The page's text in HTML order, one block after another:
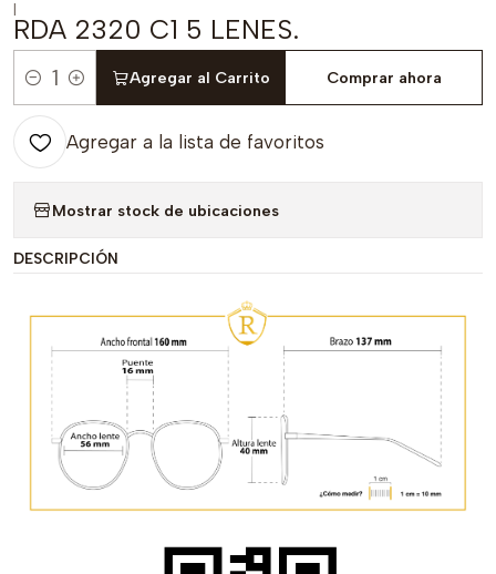
|
RDA 2320 C1 5 LENES.
Cantidad
Agregar al Carrito Comprar ahora
Agregar a la lista de favoritos
Mostrar stock de ubicaciones
DESCRIPCIÓN